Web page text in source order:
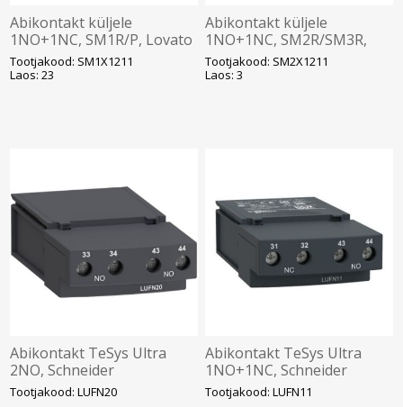
Abikontakt küljele
1NO+1NC, SM1R/P, Lovato
Tootjakood: SM1X1211
Laos: 23
Abikontakt küljele
1NO+1NC, SM2R/SM3R,
Lovato
Tootjakood: SM2X1211
Laos: 3
Abikontakt TeSys Ultra
2NO, Schneider
Tootjakood: LUFN20
Abikontakt TeSys Ultra
1NO+1NC, Schneider
Tootjakood: LUFN11